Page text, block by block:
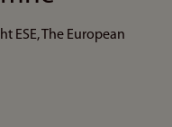
ESE, The European